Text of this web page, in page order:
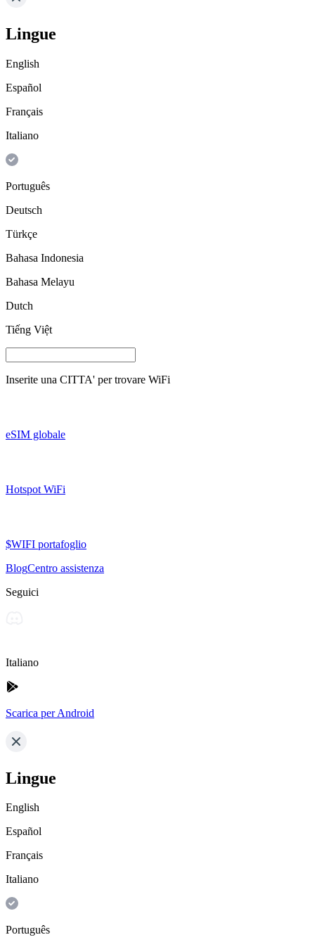
Lingue
English
Español
Français
Italiano
Português
Deutsch
Türkçe
Bahasa Indonesia
Bahasa Melayu
Dutch
Tiếng Việt
Inserite una CITTA' per trovare WiFi
eSIM globale
Hotspot WiFi
$WIFI portafoglio
BlogCentro assistenza
Seguici
Italiano
Scarica per Android
Lingue
English
Español
Français
Italiano
Português